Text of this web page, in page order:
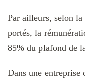
Par ailleurs, selon
portés, la
85% du plafond de
Dans une